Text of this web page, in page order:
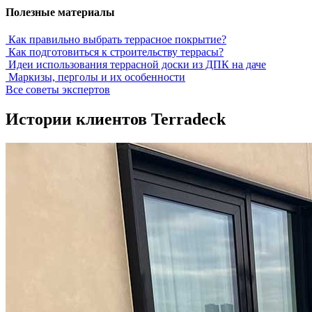
Полезные материалы
Как правильно выбрать террасное покрытие?
Как подготовиться к строительству террасы?
Идеи использования террасной доски из ДПК на даче
Маркизы, перголы и их особенности
Все советы экспертов
Истории клиентов Terradeck